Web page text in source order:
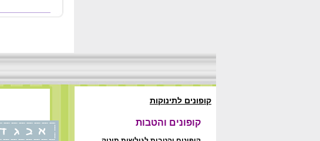
קופונים לתינוקות
קופונים והטבות